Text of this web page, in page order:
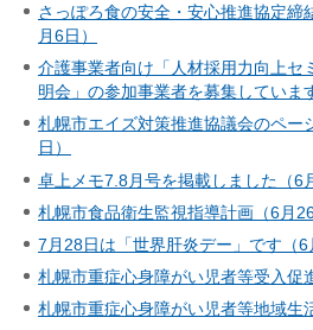
さっぽろ食の安全・安心推進協定締
月6日）
介護事業者向け「人材採用力向上セ
明会」の参加事業者を募集していま
札幌市エイズ対策推進協議会のペー
日）
卓上メモ7.8月号を掲載しました（6
札幌市食品衛生監視指導計画（6月26
7月28日は「世界肝炎デー」です（6
札幌市重症心身障がい児者等受入促
札幌市重症心身障がい児者等地域生